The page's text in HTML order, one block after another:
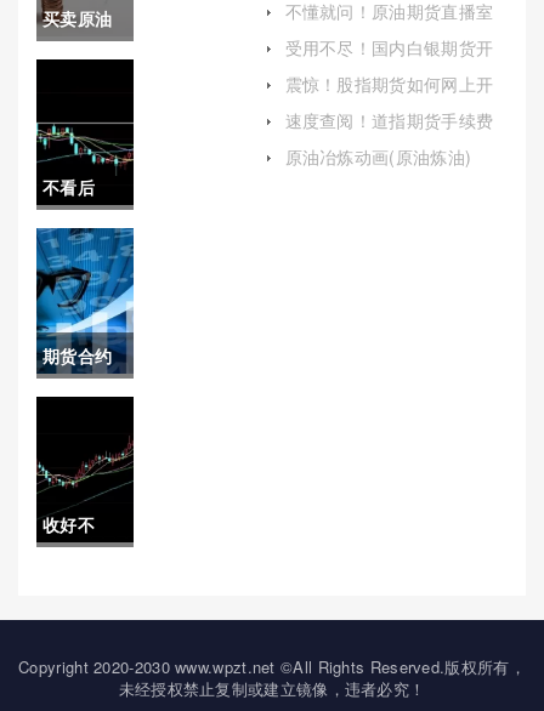
买卖原油
的税(买卖
率是多少)
不看后
悔！美国
期指实时
行情：市
场动态与
标
期货合约
交割日(期
货合约交
割日期有
什么规定)
收好不
交易时间
(为读者提
不懂就问！原油期货直播室
免费喊单(实时指导与风险控
制)
受用不尽！国内白银期货开
户（帮助投资者顺利开启白
银期货交易之旅）
震惊！股指期货如何网上开
户(帮助投资者轻松完成开户)
速度查阅！道指期货手续费
(道指期货手续费是多少)
原油冶炼动画(原油炼油)
Copyright 2020-2030 www.wpzt.net ©All Rights Reserved.版权所有，
未经授权禁止复制或建立镜像，违者必究！